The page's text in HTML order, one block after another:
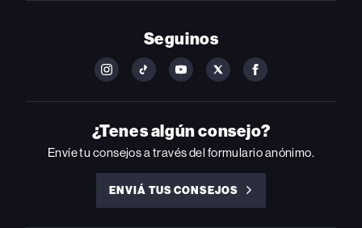
Seguinos
FOLLOW
ON
INSTAGRAM
FOLLOW
ON
YOUTUBE
FOLLOW
ON
YOUTUBE
FOLLOW
ON
FOLLOW
ON
FACEBOOK
¿Tenes algún consejo?
Envíe tu consejos a través del formulario anónimo.
ENVIÁ TUS CONSEJOS
ENVIÁ